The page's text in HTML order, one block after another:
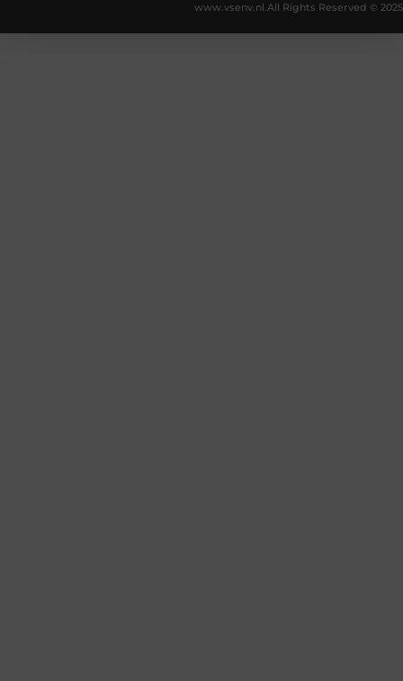
All Rights Reserved © 2025
www.vsenv.nl.